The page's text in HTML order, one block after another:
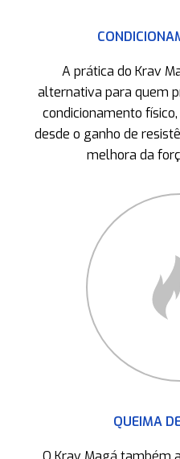
A prática do Krav
alternativa para quem
condicionamento
desde o ganho de
melhora da
QUEIMA